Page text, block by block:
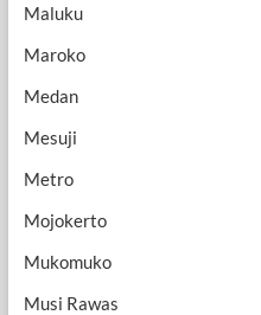
Maluku
Maroko
Medan
Mesuji
Metro
Mojokerto
Mukomuko
Musi Rawas